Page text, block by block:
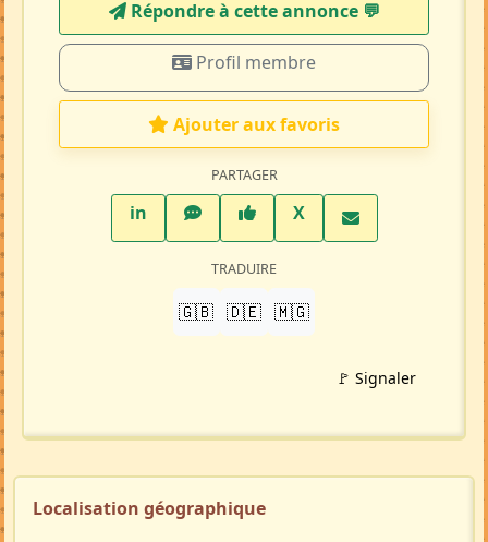
Répondre à cette annonce 💬​
Profil membre
Ajouter aux favoris
PARTAGER
inLinkedInWhatsAppFacebook
XTwitter X
TRADUIRE
🇬🇧 🇩🇪 🇲🇬
🚩 Signaler
Localisation géographique